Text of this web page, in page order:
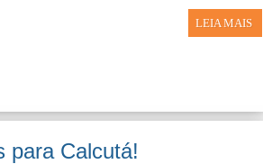
LEIA MAIS
para Calcutá!